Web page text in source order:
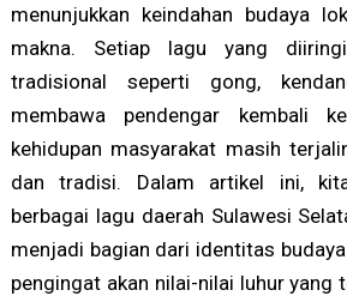
menunjukkan keindahan budaya
makna. Setiap lagu yang
tradisional seperti gong,
membawa pendengar kembali
kehidupan masyarakat masih
dan tradisi. Dalam artikel ini,
berbagai lagu daerah Sulawesi
menjadi bagian dari identitas
pengingat akan nilai-nilai luhur yang